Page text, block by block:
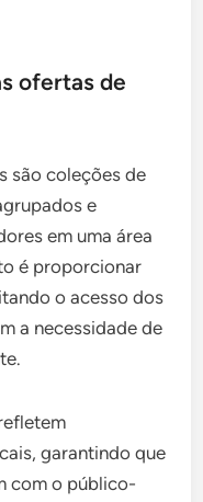
ofertas de
são coleções de
e
em uma área
é proporcionar
o acesso dos
a necessidade de
garantindo que
com o público-